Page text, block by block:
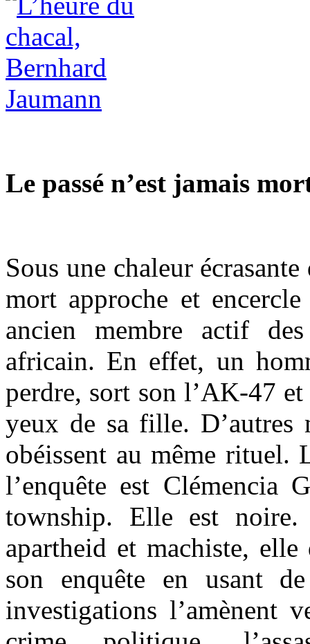
Le passé n’est jamais
Sous une chaleur
mort approche et
ancien membre actif
africain. En effet, un
perdre, sort son l’AK-47
yeux de sa fille. D’autres
obéissent au même rituel.
l’enquête est Clémencia
township. Elle est
apartheid et machiste,
son enquête en usant
investigations l’amènent